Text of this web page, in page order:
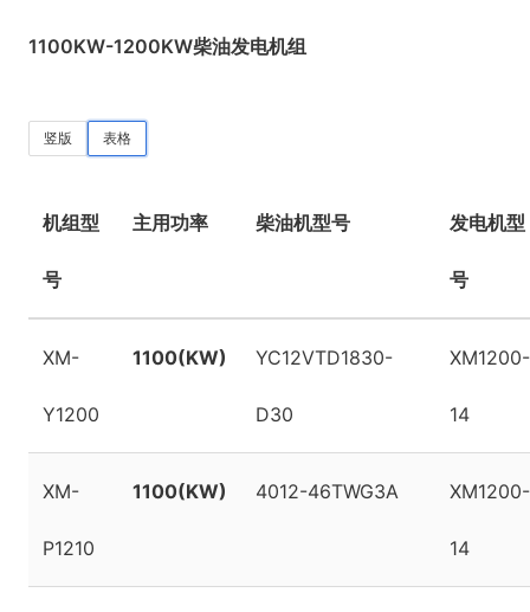
1100KW-1200KW柴油发电机组
竖版 表格
机组型
号
主用功率 柴油机型号 发电机型
号
XM-
Y1200
1100(KW) YC12VTD1830-
D30
XM1200-
14
XM-
P1210
1100(KW) 4012-46TWG3A XM1200-
14